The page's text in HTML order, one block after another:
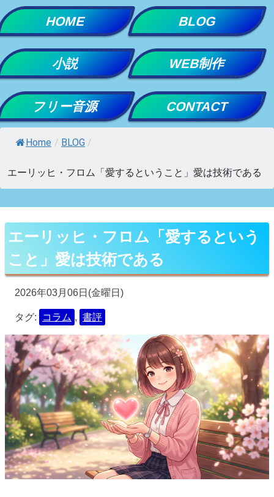
Skip
to
content
HOME BLOG
小説 WEB制作
フリー音源 CONTACT
Home / BLOG /
エーリッヒ・フロム「愛するということ」愛は技術である
エーリッヒ・フロム「愛するという
こと」愛は技術である
2026年03月06日(金曜日)
タグ: コラム , 書評